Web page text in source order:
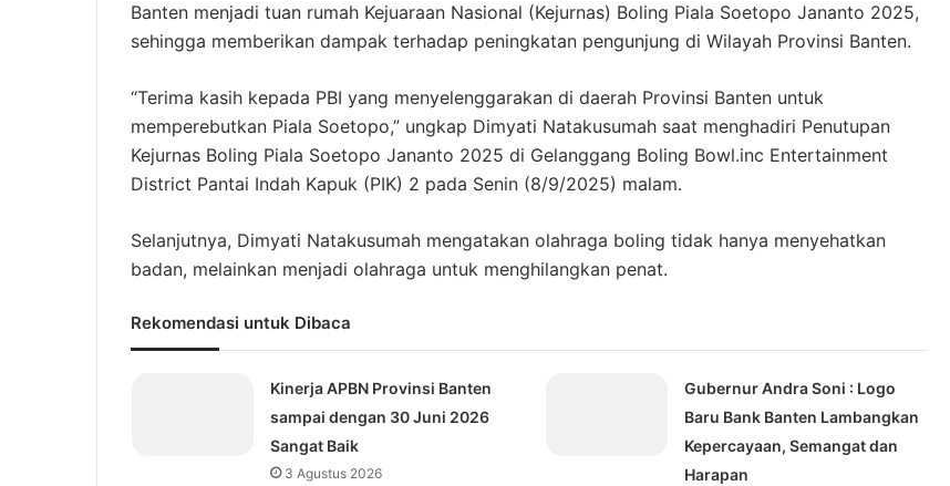
Banten menjadi tuan rumah Kejuaraan Nasional (Kejurnas) Boling Piala Soetopo Jananto 2025,
sehingga memberikan dampak terhadap peningkatan pengunjung di Wilayah Provinsi Banten.
“Terima kasih kepada PBI yang menyelenggarakan di daerah Provinsi Banten untuk
memperebutkan Piala Soetopo,” ungkap Dimyati Natakusumah saat menghadiri Penutupan
Kejurnas Boling Piala Soetopo Jananto 2025 di Gelanggang Boling Bowl.inc Entertainment
District Pantai Indah Kapuk (PIK) 2 pada Senin (8/9/2025) malam.
Selanjutnya, Dimyati Natakusumah mengatakan olahraga boling tidak hanya menyehatkan
badan, melainkan menjadi olahraga untuk menghilangkan penat.
Rekomendasi untuk Dibaca
Kinerja APBN Provinsi Banten
sampai dengan 30 Juni 2026
Sangat Baik
3 Agustus 2026
Gubernur Andra Soni : Logo
Baru Bank Banten Lambangkan
Kepercayaan, Semangat dan
Harapan